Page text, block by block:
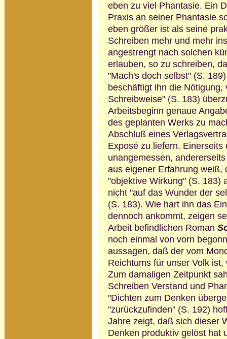
eben zu viel Phantasie. Ein
Praxis an seiner Phantasie
eben größer ist als seine
Schreiben mehr und mehr
angestrengt nach solchen
erlauben, so zu schreiben,
"Mach's doch selbst" (S.
beschäftigt ihn die
Schreibweise" (S. 183)
Arbeitsbeginn genaue
des geplanten Werks zu
Abschluß eines
Exposé zu liefern.
unangemessen,
aus eigener Erfahrung weiß,
"objektive Wirkung" (S. 183)
nicht "auf das Wunder der
(S. 183). Wie hart ihn das
dennoch ankommt, zeigen
Arbeit befindlichen Roman
noch einmal von vorn
aussagen, daß der vom
Reichtums für un­ser Volk
Zum damaligen Zeitpunkt
Schreiben Verstand und
"Dichten zum Denken
"zurückzufinden" (S. 192)
Jahre zeigt, daß sich dieser
Denken pro­duktiv gelöst hat